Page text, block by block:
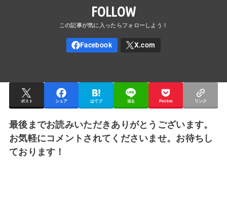
FOLLOW
ポスト シェア はてブ 送る Pocket リンク
最後までお読みいただきありがとうございます。
お気軽にコメントされてくださいませ。お待ちし
ております！